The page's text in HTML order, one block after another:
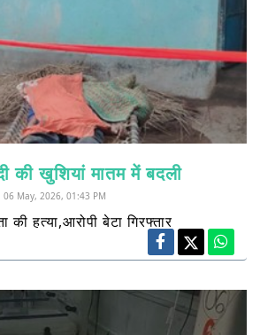
की खुशियां मातम में बदली
06 May, 2026, 01:43 PM
की हत्या,आरोपी बेटा गिरफ्तार